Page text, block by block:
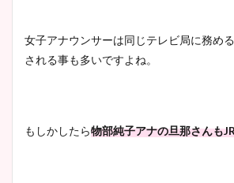
女子アナウンサーは同じテレビ局に務め
される事も多いですよね。
もしかしたら物部純子アナの旦那さんも